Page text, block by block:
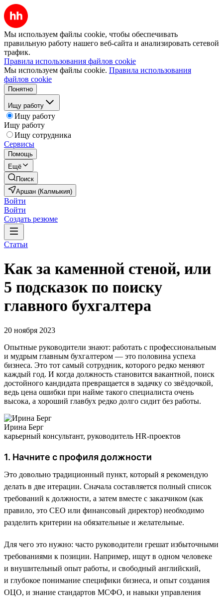
Мы используем файлы cookie, чтобы обеспечивать
правильную работу нашего веб-сайта и анализировать сетевой
трафик.
Правила использования файлов cookie
Мы используем файлы cookie. Правила использования
файлов cookie
Понятно
Ищу работу
Ищу работу
Ищу работу
Ищу сотрудника
Сервисы
Помощь
Ещё
Поиск
Аршан (Калмыкия)
Войти
Войти
Создать резюме
Статьи
Как за каменной стеной, или
5 подсказок по поиску
главного бухгалтера
20 ноября 2023
Опытные руководители знают: работать с профессиональным
и мудрым главным бухгалтером — это половина успеха
бизнеса. Это тот самый сотрудник, которого редко меняют
каждый год. И когда должность становится вакантной, поиск
достойного кандидата превращается в задачку со звёздочкой,
ведь цена ошибки при найме такого специалиста очень
высока, а хороший главбух редко долго сидит без работы.
Ирина Берг
карьерный консультант, руководитель HR-проектов
1. Начните с профиля должности
Это довольно традиционный пункт, который я рекомендую
делать в две итерации. Сначала составляется полный список
требований к должности, а затем вместе с заказчиком (как
правило, это СЕО или финансовый директор) необходимо
разделить критерии на обязательные и желательные.
Для чего это нужно: часто руководители грешат избыточными
требованиями к позиции. Например, ищут в одном человеке
и внушительный опыт работы, и свободный английский,
и глубокое понимание специфики бизнеса, и опыт создания
ОЦО, и знание стандартов МСФО, и навыки управления